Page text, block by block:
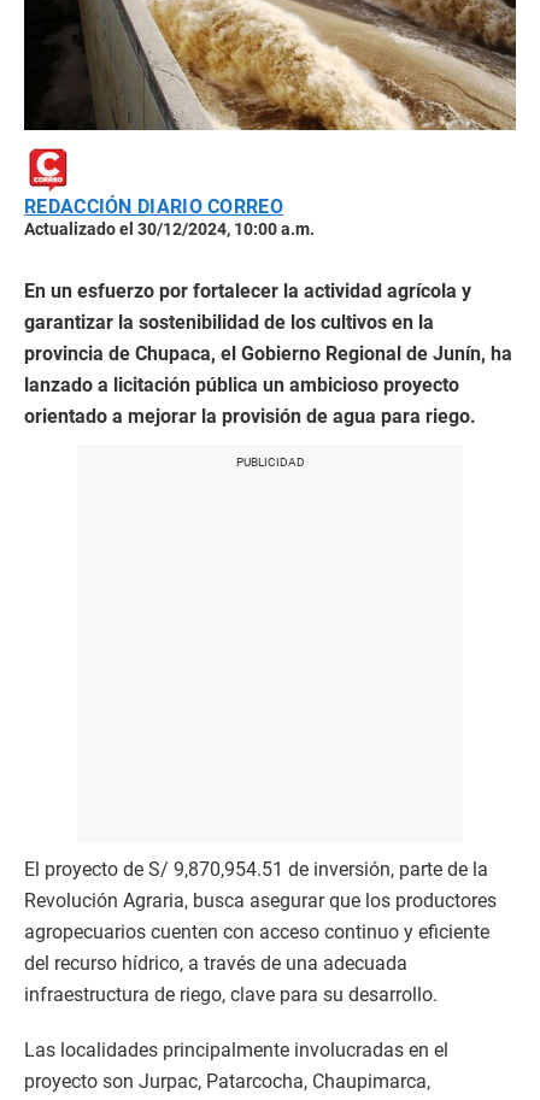
REDACCIÓN DIARIO CORREO
Actualizado el 30/12/2024, 10:00 a.m.
En un esfuerzo por fortalecer la actividad agrícola y
garantizar la sostenibilidad de los cultivos en la
provincia de Chupaca, el Gobierno Regional de Junín, ha
lanzado a licitación pública un ambicioso proyecto
orientado a mejorar la provisión de agua para riego.
El proyecto de S/ 9,870,954.51 de inversión, parte de la
Revolución Agraria, busca asegurar que los productores
agropecuarios cuenten con acceso continuo y eficiente
del recurso hídrico, a través de una adecuada
infraestructura de riego, clave para su desarrollo.
Las localidades principalmente involucradas en el
proyecto son Jurpac, Patarcocha, Chaupimarca,